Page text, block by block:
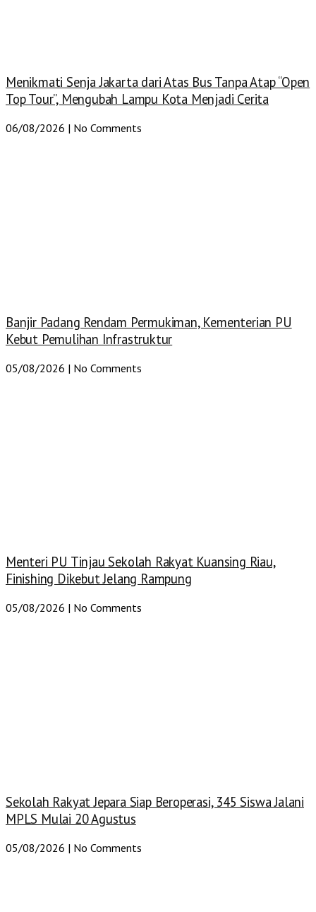
Menikmati Senja Jakarta dari Atas Bus Tanpa Atap “Open
Top Tour”, Mengubah Lampu Kota Menjadi Cerita
06/08/2026 No Comments
Banjir Padang Rendam Permukiman, Kementerian PU
Kebut Pemulihan Infrastruktur
05/08/2026 No Comments
Menteri PU Tinjau Sekolah Rakyat Kuansing Riau,
Finishing Dikebut Jelang Rampung
05/08/2026 No Comments
Sekolah Rakyat Jepara Siap Beroperasi, 345 Siswa Jalani
MPLS Mulai 20 Agustus
05/08/2026 No Comments